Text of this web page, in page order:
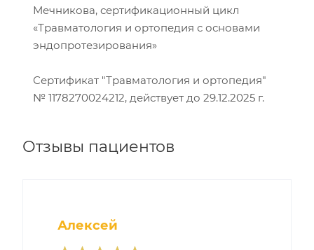
Мечникова, сертификационный цикл
«Травматология и ортопедия с основами
эндопротезирования»
Сертификат "Травматология и ортопедия"
№ 1178270024212, действует до 29.12.2025 г.
Отзывы пациентов
Алексей